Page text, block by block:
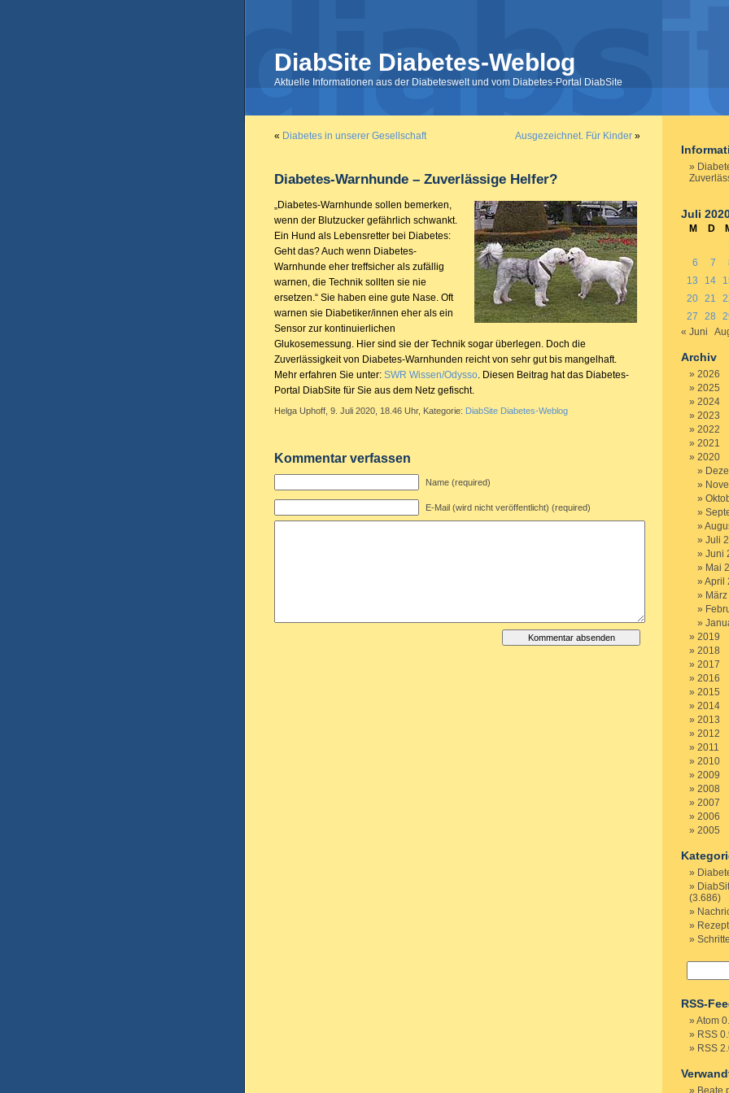
DiabSite Diabetes-Weblog
Aktuelle Informationen aus der Diabeteswelt und vom Diabetes-Portal DiabSite
« Diabetes in unserer Gesellschaft Ausgezeichnet. Für Kinder »
Diabetes-Warnhunde – Zuverlässige Helfer?
„Diabetes-Warnhunde sollen bemerken,
wenn der Blutzucker gefährlich schwankt.
Ein Hund als Lebensretter bei Diabetes:
Geht das? Auch wenn Diabetes-
Warnhunde eher treffsicher als zufällig
warnen, die Technik sollten sie nie
ersetzen.“ Sie haben eine gute Nase. Oft
warnen sie Diabetiker/innen eher als ein
Sensor zur kontinuierlichen
Glukosemessung. Hier sind sie der Technik sogar überlegen. Doch die
Zuverlässigkeit von Diabetes-Warnhunden reicht von sehr gut bis mangelhaft.
Mehr erfahren Sie unter: SWR Wissen/Odysso. Diesen Beitrag hat das Diabetes-
Portal DiabSite für Sie aus dem Netz gefischt.
Helga Uphoff, 9. Juli 2020, 18.46 Uhr, Kategorie: DiabSite Diabetes-Weblog
Kommentar verfassen
Name (required)
E-Mail (wird nicht veröffentlicht) (required)
Juli
M D
6
7
13
14
20 21
27
28
« Juni
Archiv
2026
2025
2024
2023
2022
2021
2020
Juli
Juni
Mai
April
2019
2018
2017
2016
2015
2014
2013
2012
2011
2010
2009
2008
2007
2006
2005
(3.686)
RSS-
Atom
RSS
RSS
Beate